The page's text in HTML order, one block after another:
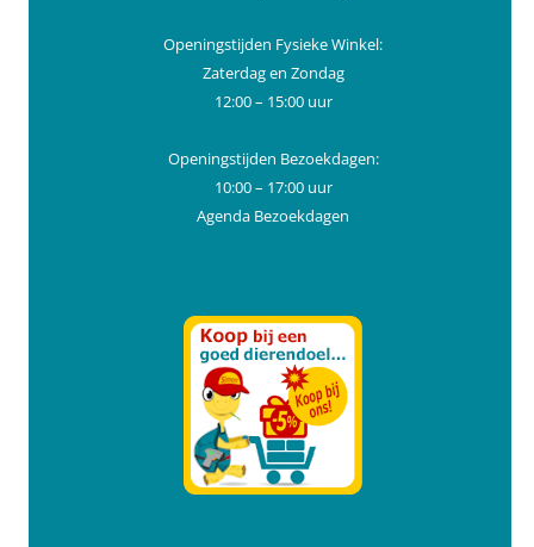
Openingstijden Fysieke Winkel:
Zaterdag en Zondag
12:00 – 15:00 uur
Openingstijden Bezoekdagen:
10:00 – 17:00 uur
Agenda Bezoekdagen